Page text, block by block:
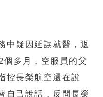
中疑因延誤就醫，返
個多月，空服員的父
控長榮航空還在說
自己說話，反問長榮